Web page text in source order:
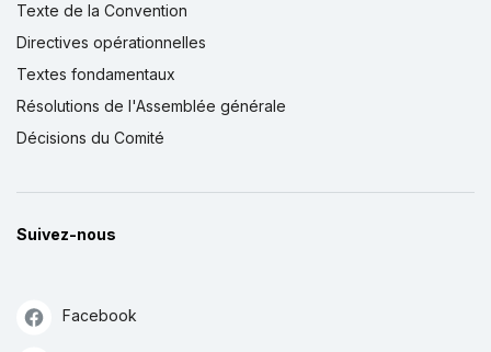
Texte de la Convention
Directives opérationnelles
Textes fondamentaux
Résolutions de l'Assemblée générale
Décisions du Comité
Suivez-nous
Facebook